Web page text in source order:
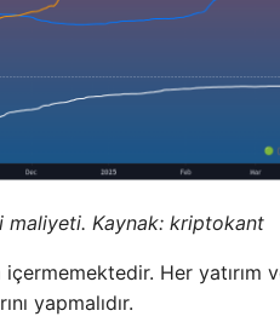
maliyeti. Kaynak: kriptokant
içermemektedir. Her yatırım
yapmalıdır.